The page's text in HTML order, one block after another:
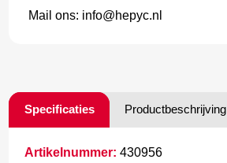
Mail ons: info@hepyc.nl
Specificaties Productbeschrijving
Artikelnummer: 430956